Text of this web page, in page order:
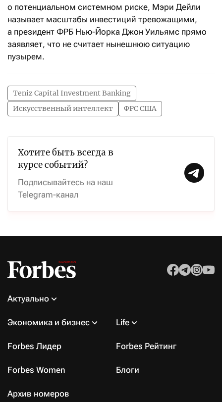
о потенциальном системном риске, Мэри Дейли
называет масштабы инвестиций тревожащими,
а президент ФРБ Нью-Йорка Джон Уильямс прямо
заявляет, что не считает нынешнюю ситуацию
пузырем.
Teniz Capital Investment Banking
Искусственный интеллект
ФРС США
Хотите быть всегда в
курсе событий?
Подписывайтесь на наш
Telegram-канал
Актуально
Экономика и бизнес Life
Forbes Лидер Forbes Рейтинг
Forbes Women Блоги
Архив номеров